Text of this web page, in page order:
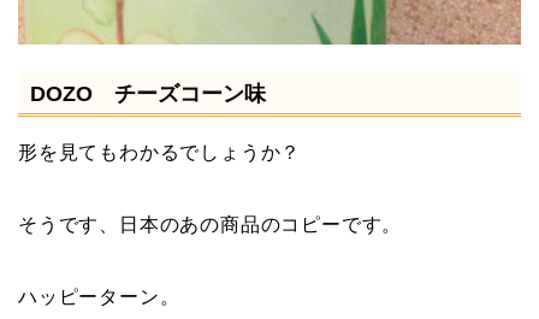
DOZO チーズコーン味
形を見てもわかるでしょうか？
そうです、日本のあの商品のコピーです。
ハッピーターン。